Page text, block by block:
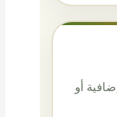
أو